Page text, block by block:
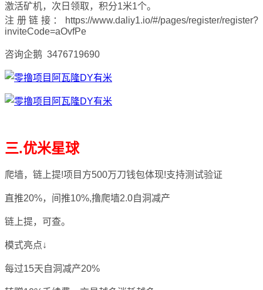
激活矿机，次日领取，积分1米1个。
注册链接：https://www.daliy1.io/#/pages/register/register?
inviteCode=aOvfPe
咨询企鹅 3476719690
三.优米星球
爬墙，链上提!项目方500万刀钱包体现!支持测试验证
直推20%，间推10%,撸爬墙2.0自洞减产
链上提，可查。
模式亮点↓
每过15天自洞减产20%